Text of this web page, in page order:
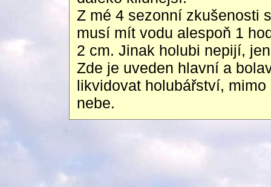
Z mé 4 sezonní zkušenosti
musí mít vodu alespoň 1
2 cm. Jinak holubi nepijí,
Zde je uveden hlavní a
likvidovat holubářství,
nebe.